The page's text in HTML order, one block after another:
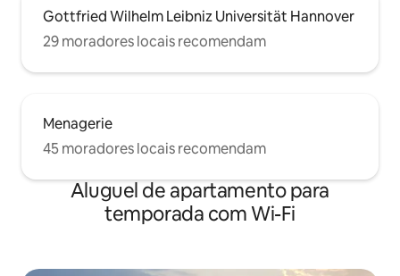
Gottfried Wilhelm Leibniz Universität Hannover
29 moradores locais recomendam
Menagerie
45 moradores locais recomendam
Aluguel de apartamento para
temporada com Wi-Fi